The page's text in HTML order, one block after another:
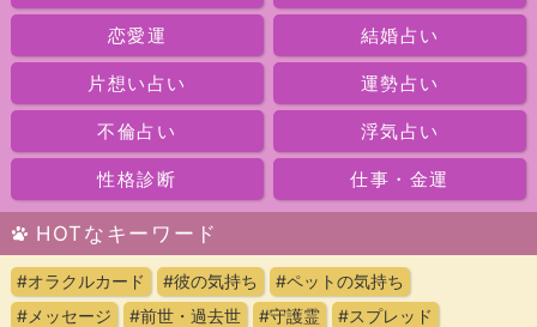
恋愛運 結婚占い
片想い占い 運勢占い
不倫占い 浮気占い
性格診断 仕事・金運
HOTなキーワード
#オラクルカード #彼の気持ち
#ペットの気持ち
#メッセージ
#前世・過去世 #守護霊
#スプレッド